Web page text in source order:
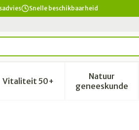
Snelle beschikbaarheid
categorie
en vitamines categorie
voor Zwangerschap en
Vitaliteit 50+Toon submenu voor Vitaliteit
Natuur
geneeskunde
Toon